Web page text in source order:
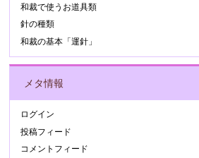
和裁で使うお道具類
針の種類
和裁の基本「運針」
メタ情報
ログイン
投稿フィード
コメントフィード